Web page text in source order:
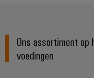
de
bouw
van
Configurator
Relaismodules
en
Technische
ondersteuning
Bedrijfsnieuws
Nieuws
Ons assortiment op
voedingen